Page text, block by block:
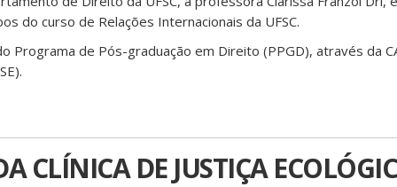
do curso de Relações Internacionais da UFSC.
Programa de Pós-graduação em Direito (PPGD), através da
CLÍNICA DE JUSTIÇA